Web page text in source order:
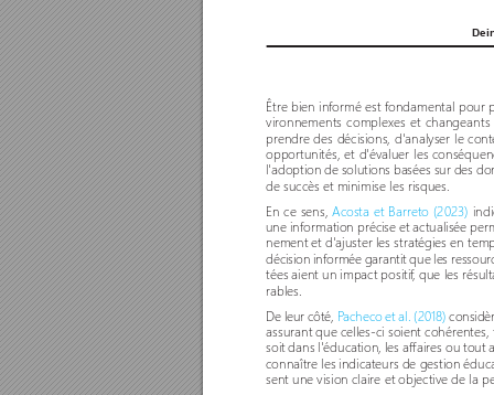
Être bien informé est fondamental pour
vironnements complexes et
prendre des décisions, d'analyser le
opportunités, et d'évaluer les
l'adoption de solutions basées sur des
de succès et minimise les risques.
En ce sens, Acosta et Barreto (2023)
une information précise et actualisée
nement et d'ajuster les stratégies en
décision informée garantit que les ressour
tées aient un impact positif, que les
rables.
De leur côté, Pacheco et al. (2018)
assurant que celles-ci soient
soit dans l'éducation, les affaires ou tout
connaître les indicateurs de gestion
sent une vision claire et objective de la